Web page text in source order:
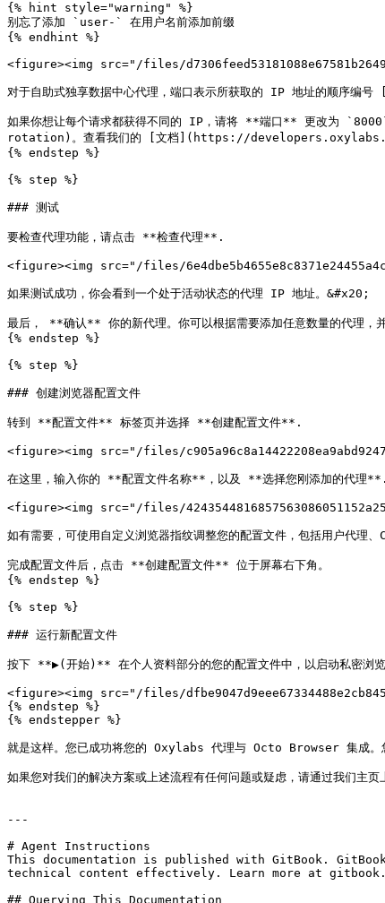
{% hint style="warning" %}
别忘了添加 `user-` 在用户名前添加前缀
{% endhint %}
<figure><img src="/files/
对于自助式独享数据中心代理，端口表示所获取的 IP 地
如果你想让每个请求都获得不同的 IP，请将 **端口** 更
rotation)。查看我们的 [文档](https://
{% endstep %}
{% step %}
### 测试
要检查代理功能，请点击 **检查代理**.
<figure><img src="/files/
如果测试成功，你会看到一个处于活动状态的代理 IP 地址。&#x20;
最后， **确认** 你的新代理。你可以根据需要添加任意数量的代理，并
{% endstep %}
{% step %}
### 创建浏览器配置文件
转到 **配置文件** 标签页并选择 **创建配置文件**.
<figure><img src="/files/
在这里，输入你的 **配置文件名称**，以及 **选择您刚添加的代理**.
<figure><img src="/files/
如有需要，可使用自定义浏览器指纹调整您的配置文件，包括用户代理
完成配置文件后，点击 **创建配置文件** 位于屏幕右下角。
{% endstep %}
{% step %}
### 运行新配置文件
按下 **▶(开始)** 在个人资料部分的您的配置文件中，以启动私密浏览
<figure><img src="/files/
{% endstep %}
{% endstepper %}
就是这样。您已成功将您的 Oxylabs 代理与 Octo Browser
如果您对我们的解决方案或上述流程有任何问题或疑虑，请通过我们
---
# Agent Instructions
This documentation is published with GitBook.
technical content effectively. Learn more at
## Querying This Documentation